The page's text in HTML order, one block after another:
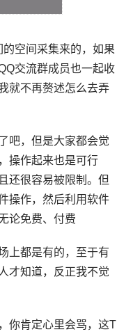
空间采集来的，如果
交流群成员也一起收
就不再赘述怎么去弄
吧，但是大家都会觉
操作起来也是可行
还很容易被限制。但
操作，然后利用软件
论免费、付费
上都是有的，至于有
才知道，反正我不觉
你肯定心里会骂，这T